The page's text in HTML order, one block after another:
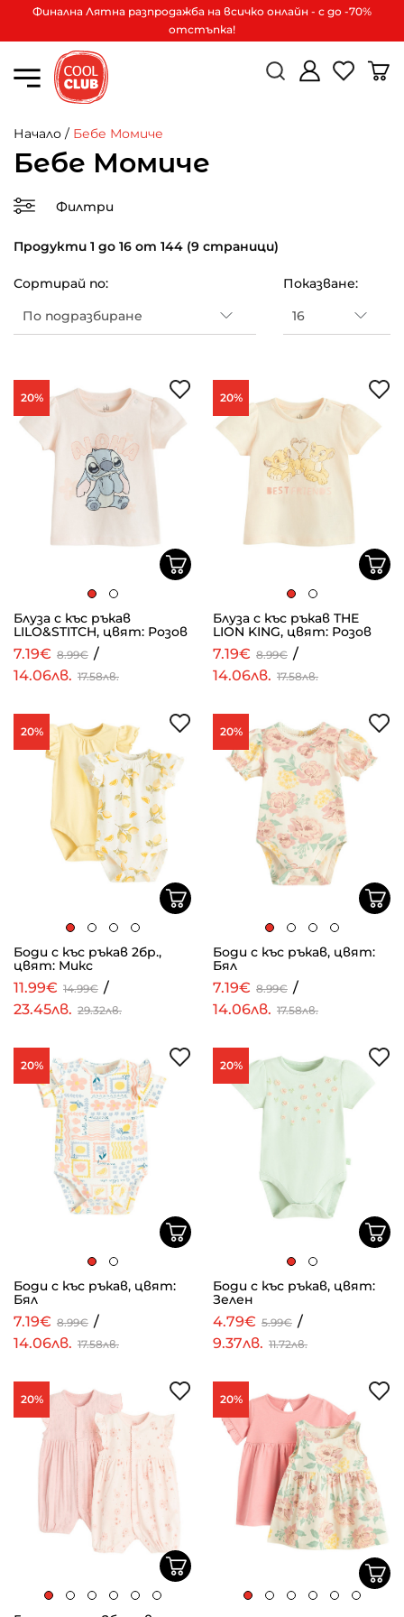
Финална Лятна разпродажба на всичко онлайн - с до -70%
отстъпка!
Начало / Бебе Момиче
Бебе Момиче
Филтри
Продукти 1 до 16 от 144 (9 страници)
Сортирай по: Показване:
20%
Блуза с къс ръкав
LILO&STITCH, цвят: Розов
7.19€ 8.99€ /
14.06лв. 17.58лв.
20%
Блуза с къс ръкав THE
LION KING, цвят: Розов
7.19€ 8.99€ /
14.06лв. 17.58лв.
20%
Боди с къс ръкав 2бр.,
цвят: Микс
11.99€ 14.99€ /
23.45лв. 29.32лв.
20%
Боди с къс ръкав, цвят:
Бял
7.19€ 8.99€ /
14.06лв. 17.58лв.
20%
Боди с къс ръкав, цвят:
Бял
7.19€ 8.99€ /
14.06лв. 17.58лв.
20%
Боди с къс ръкав, цвят:
Зелен
4.79€ 5.99€ /
9.37лв. 11.72лв.
20% 20%